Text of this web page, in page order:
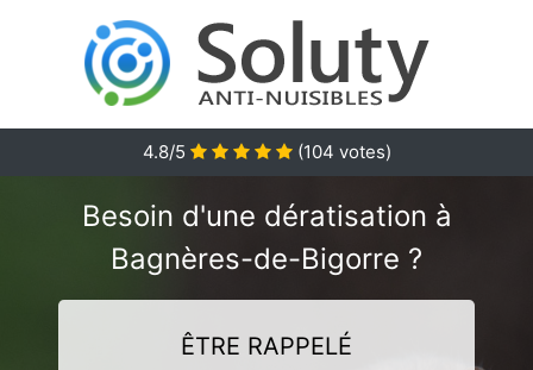
4.8/5 (104 votes)
Besoin d'une dératisation à
Bagnères-de-Bigorre ?
ÊTRE RAPPELÉ